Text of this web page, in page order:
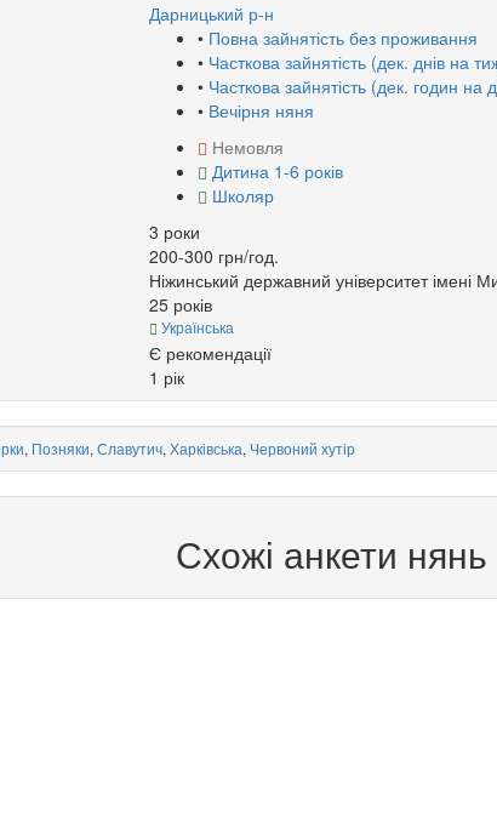
Дарницький р-н
• Повна зайнятість без проживання
• Часткова зайнятість (дек. днів на
• Часткова зайнятість (дек. годин на
• Вечірня няня
Немовля
Дитина 1-6 років
Школяр
3 роки
200-300 грн/год.
Ніжинський державний університет імені
25 років
Українська
Є рекомендації
1 рік
, Позняки, Славутич, Харківська, Червоний хутір
Схожі анкети нянь